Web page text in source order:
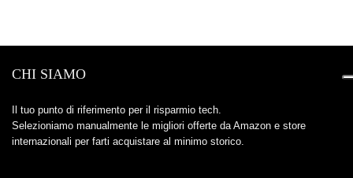
CHI SIAMO
Il tuo punto di riferimento per il risparmio tech.
Selezioniamo manualmente le migliori offerte da Amazon e store
internazionali per farti acquistare al minimo storico.